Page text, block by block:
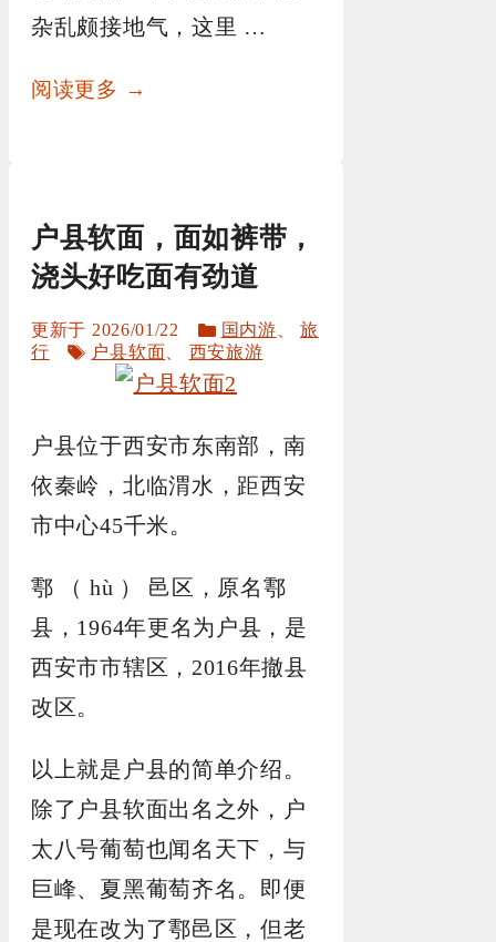
杂乱颇接地气，这里 …
阅读更多 →
户县软面，面如裤带，
浇头好吃面有劲道
2026/01/22
分
类
国内游 、旅
行
标
户县软面 西安旅游
户县位于西安市东南部，南
依秦岭，北临渭水，距西安
市中心45千米。
鄠 （ hù ） 邑区，原名鄠
县，1964年更名为户县，是
西安市市辖区，2016年撤县
改区。
以上就是户县的简单介绍。
除了户县软面出名之外，户
太八号葡萄也闻名天下，与
巨峰、夏黑葡萄齐名。即便
是现在改为了鄠邑区，但老